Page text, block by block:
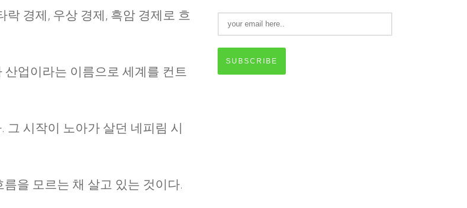
경제, 우상 경제, 흑암 경제로 흐
업이라는 이름으로 세계를 컨트
그 시작이 노아가 살던 네피림 시
을 모르는 채 살고 있는 것이다.
SUBSCRIBE